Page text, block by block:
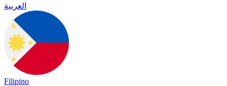
العربية
Filipino